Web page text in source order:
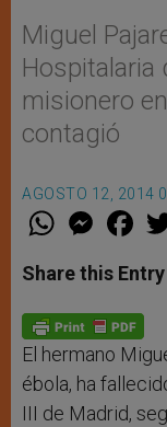
Miguel
Hospitalaria
misionero
contagió
AGOSTO 12, 2014
W
t
s
p
p
M
e
s
e
g
e
r
F
a
e
b
o
k
Share this Entry
El hermano
ébola, ha
III de Madrid,